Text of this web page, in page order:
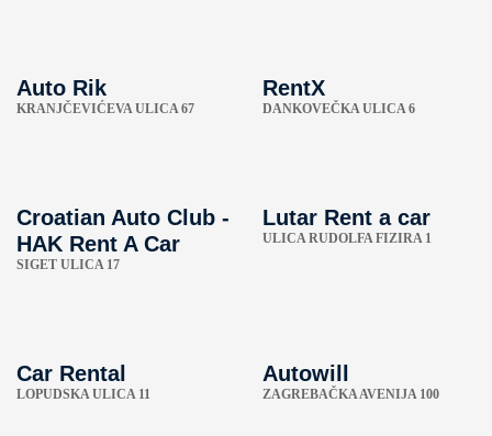
Auto Rik
KRANJČEVIĆEVA ULICA 67
RentX
DANKOVEČKA ULICA 6
Croatian Auto Club -
HAK Rent A Car
SIGET ULICA 17
Lutar Rent a car
ULICA RUDOLFA FIZIRA 1
Car Rental
LOPUDSKA ULICA 11
Autowill
ZAGREBAČKA AVENIJA 100